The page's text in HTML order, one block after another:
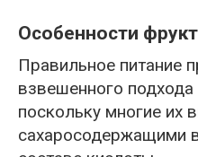
Особенности
Правильное питание
взвешенного
поскольку многие их
сахаросодержащими